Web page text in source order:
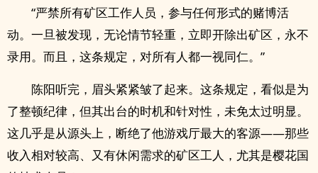
“严禁所有矿区工作人员，参与任何形式的赌博活
动。一旦被发现，无论情节轻重，立即开除出矿区，永不
录用。而且，这条规定，对所有人都一视同仁。”
陈阳听完，眉头紧紧皱了起来。这条规定，看似是为
了整顿纪律，但其出台的时机和针对性，未免太过明显。
这几乎是从源头上，断绝了他游戏厅最大的客源——那些
收入相对较高、又有休闲需求的矿区工人，尤其是樱花国